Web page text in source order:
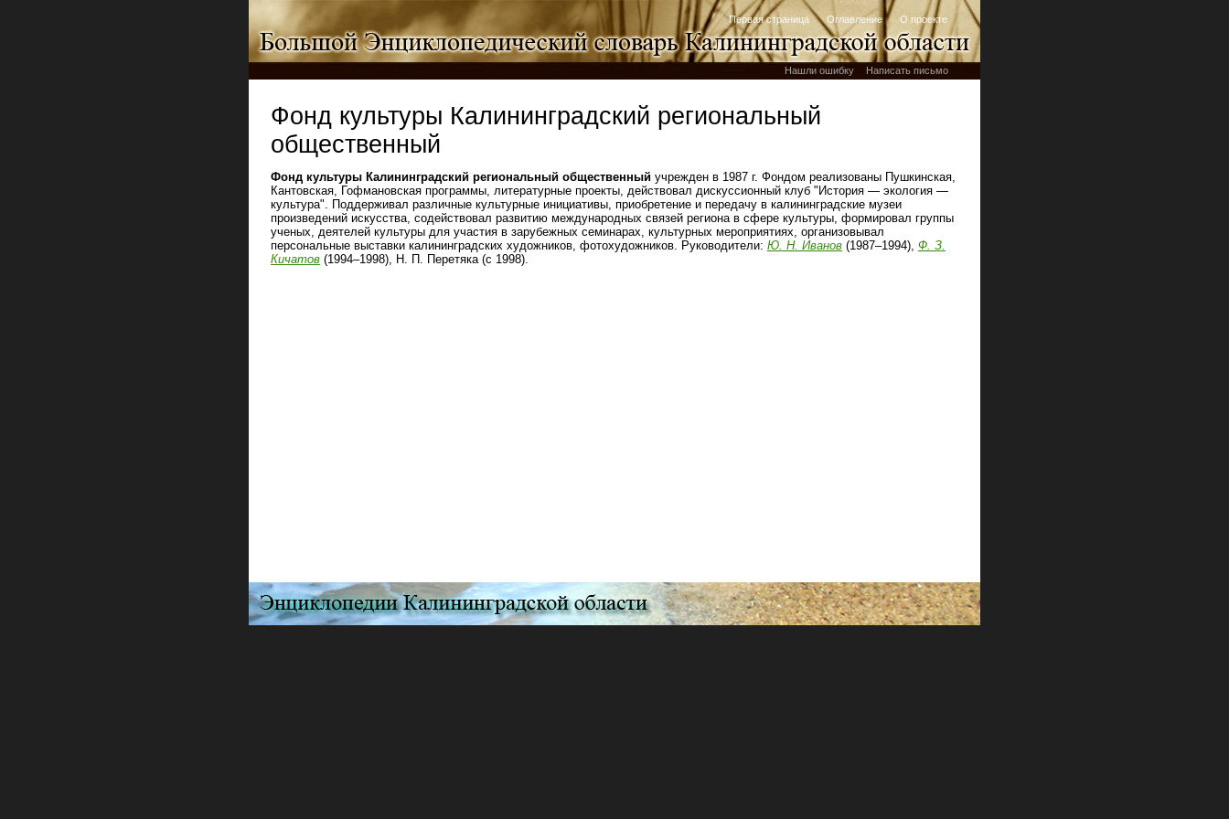
Первая страница Оглавление О проекте
Нашли ошибку Написать письмо
Фонд культуры Калининградский региональный
общественный
Фонд культуры Калининградский региональный общественный учрежден в 1987 г. Фондом реализованы Пушкинская,
Кантовская, Гофмановская программы, литературные проекты, действовал дискуссионный клуб "История — экология —
культура". Поддерживал различные культурные инициативы, приобретение и передачу в калининградские музеи
произведений искусства, содействовал развитию международных связей региона в сфере культуры, формировал группы
ученых, деятелей культуры для участия в зарубежных семинарах, культурных мероприятиях, организовывал
персональные выставки калининградских художников, фотохудожников. Руководители: Ю. Н. Иванов (1987–1994), Ф. З.
Кичатов (1994–1998), Н. П. Перетяка (с 1998).